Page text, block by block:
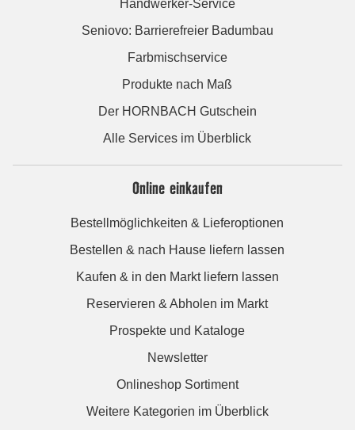
Handwerker-Service
Seniovo: Barrierefreier Badumbau
Farbmischservice
Produkte nach Maß
Der HORNBACH Gutschein
Alle Services im Überblick
Online einkaufen
Bestellmöglichkeiten & Lieferoptionen
Bestellen & nach Hause liefern lassen
Kaufen & in den Markt liefern lassen
Reservieren & Abholen im Markt
Prospekte und Kataloge
Newsletter
Onlineshop Sortiment
Weitere Kategorien im Überblick